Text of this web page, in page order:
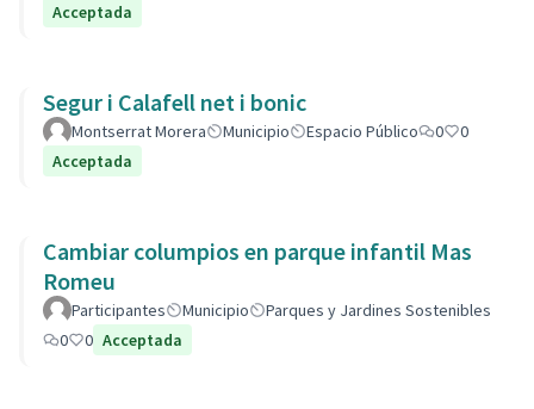
Acceptada
Segur i Calafell net i bonic
Montserrat Morera Municipio Espacio Público 0
0
Acceptada
Cambiar columpios en parque infantil Mas
Romeu
Participantes Municipio
Parques y Jardines Sostenibles
0
0 Acceptada